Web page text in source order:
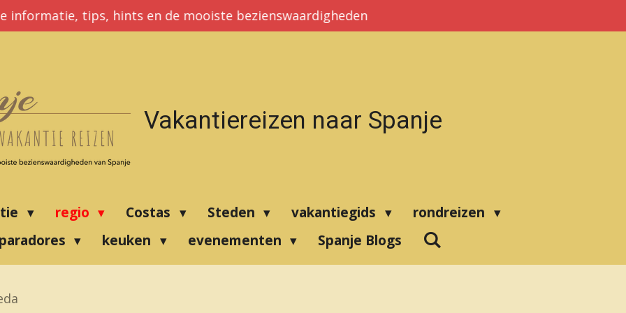
informatie, tips, hints en de mooiste bezienswaardigheden
Vakantiereizen naar Spanje
regio Costas Steden vakantiegids
rondreizen
paradores keuken evenementen Spanje Blogs